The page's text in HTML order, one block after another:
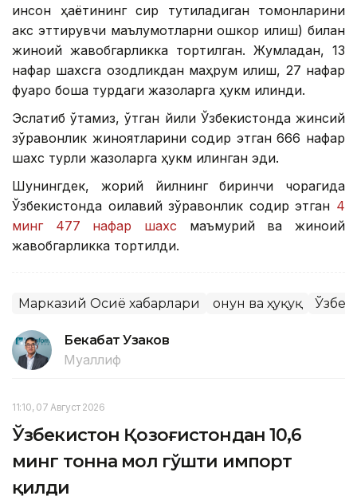
инсон ҳаётининг сир тутиладиган томонларини
акс эттирувчи маълумотларни ошкор қилиш) билан
жиноий жавобгарликка тортилган. Жумладан, 13
нафар шахсга озодликдан маҳрум қилиш, 27 нафар
фуқаро бошқа турдаги жазоларга ҳукм қилинди.
Эслатиб ўтамиз, ўтган йили Ўзбекистонда жинсий
зўравонлик жиноятларини содир этган 666 нафар
шахс турли жазоларга ҳукм қилинган эди.
Шунингдек, жорий йилнинг биринчи чорагида
Ўзбекистонда оилавий зўравонлик содир этган 4
минг 477 нафар шахс маъмурий ва жиноий
жавобгарликка тортилди.
Марказий Осиё хабарлари Қонун ва ҳуқуқ
Бекабат Узаков
Муаллиф
11:10, 07 Август 2026
Ўзбекистон Қозоғистондан 10,6
минг тонна мол гўшти импорт
қилди